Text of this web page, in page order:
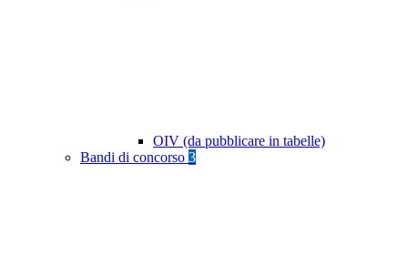
OIV (da pubblicare in tabelle)
Bandi di concorso 3